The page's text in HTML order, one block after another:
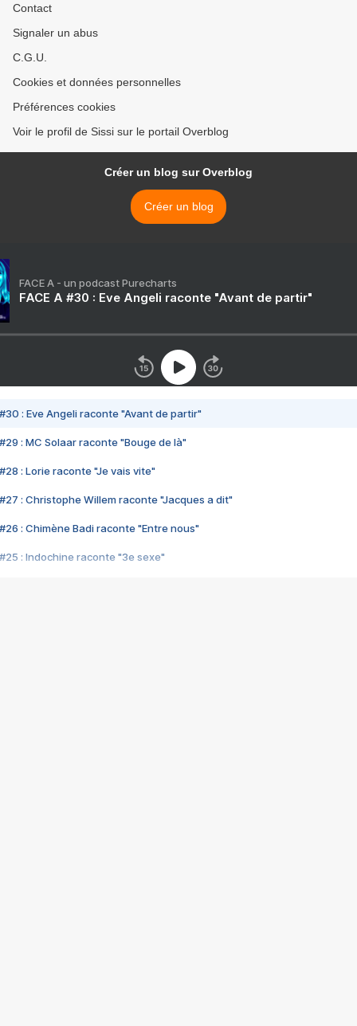
Contact
Signaler un abus
C.G.U.
Cookies et données personnelles
Préférences cookies
Voir le profil de Sissi sur le portail Overblog
Créer un blog sur Overblog
Créer un blog
FACE A - un podcast Purecharts
FACE A #30 : Eve Angeli raconte "Avant de partir"
#30 : Eve Angeli raconte "Avant de partir"
#29 : MC Solaar raconte "Bouge de là"
#28 : Lorie raconte "Je vais vite"
#27 : Christophe Willem raconte "Jacques a dit"
#26 : Chimène Badi raconte "Entre nous"
#25 : Indochine raconte "3e sexe"